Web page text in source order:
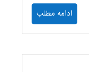
ادامه مطلب